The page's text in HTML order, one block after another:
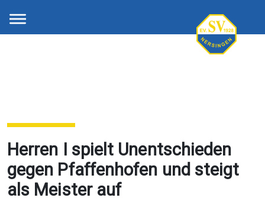
Herren I spielt Unentschieden
gegen Pfaffenhofen und steigt
als Meister auf